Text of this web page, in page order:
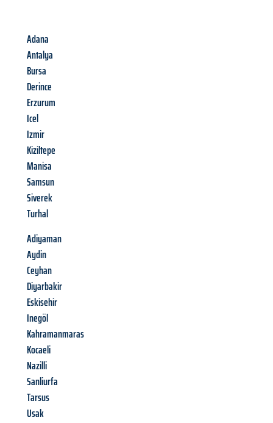
Adana
Antalya
Bursa
Derince
Erzurum
Icel
Izmir
Kiziltepe
Manisa
Samsun
Siverek
Turhal
Adiyaman
Aydin
Ceyhan
Diyarbakir
Eskisehir
Inegöl
Kahramanmaras
Kocaeli
Nazilli
Sanliurfa
Tarsus
Usak